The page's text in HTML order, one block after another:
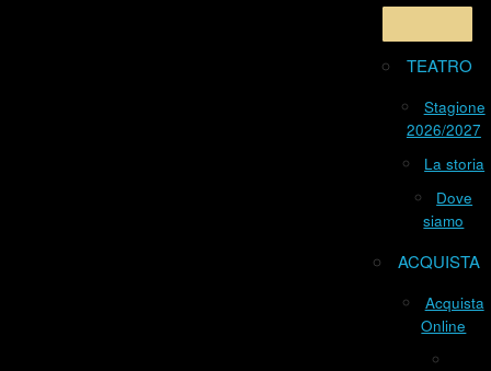
TEATRO
Stagione
2026/2027
La storia
Dove
siamo
ACQUISTA
Acquista
Online